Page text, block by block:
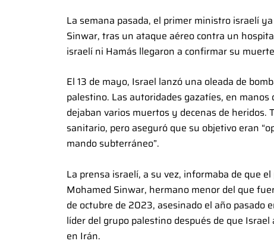
La semana pasada, el primer ministro israelí
Sinwar, tras un ataque aéreo contra un
israelí ni Hamás llegaron a confirmar su
El 13 de mayo, Israel lanzó una oleada de
palestino. Las autoridades gazatíes, en
dejaban varios muertos y decenas de
sanitario, pero aseguró que su objetivo eran
mando subterráneo”.
La prensa israelí, a su vez, informaba de que
Mohamed Sinwar, hermano menor del que
de octubre de 2023, asesinado el año pasado
líder del grupo palestino después de que
en Irán.